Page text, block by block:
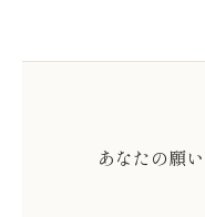
あなたの願